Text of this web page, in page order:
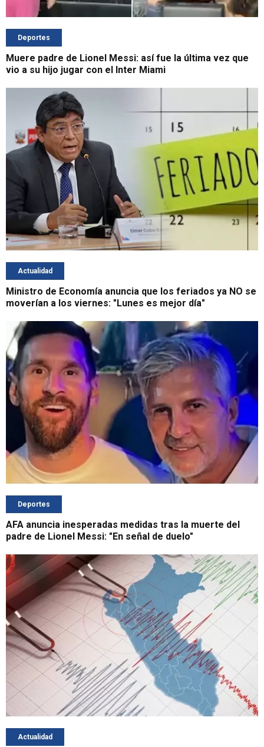
Deportes
Muere padre de Lionel Messi: así fue la última vez que
vio a su hijo jugar con el Inter Miami
Actualidad
Ministro de Economía anuncia que los feriados ya NO se
moverían a los viernes: "Lunes es mejor día"
Deportes
AFA anuncia inesperadas medidas tras la muerte del
padre de Lionel Messi: "En señal de duelo"
Actualidad